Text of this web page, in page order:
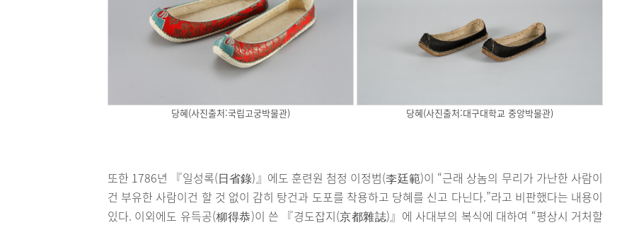
당혜(사진출처:국립고궁박물관) 당혜(사진출처:대구대학교 중앙박물관)
또한 1786년 『일성록(日省錄)』에도 훈련원 첨정 이정범(李廷範)이 “근래 상놈의 무리가 가난한 사람이
건 부유한 사람이건 할 것 없이 감히 탕건과 도포를 착용하고 당혜를 신고 다닌다.”라고 비판했다는 내용이
있다. 이외에도 유득공(柳得恭)이 쓴 『경도잡지(京都雜誌)』에 사대부의 복식에 대하여 “평상시 거처할